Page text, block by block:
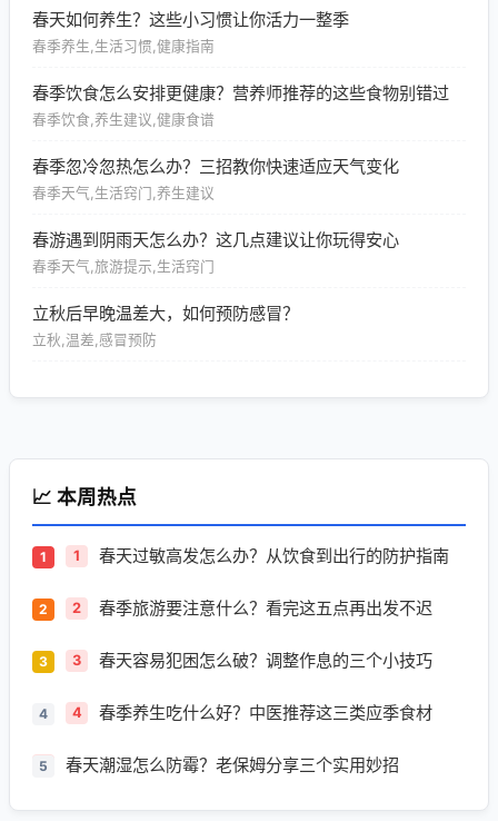
春天如何养生？这些小习惯让你活力一整季
春季养生,生活习惯,健康指南
春季饮食怎么安排更健康？营养师推荐的这些食物别错过
春季饮食,养生建议,健康食谱
春季忽冷忽热怎么办？三招教你快速适应天气变化
春季天气,生活窍门,养生建议
春游遇到阴雨天怎么办？这几点建议让你玩得安心
春季天气,旅游提示,生活窍门
立秋后早晚温差大，如何预防感冒？
立秋,温差,感冒预防
📈 本周热点
1 春天过敏高发怎么办？从饮食到出行的防护指南
2 春季旅游要注意什么？看完这五点再出发不迟
3 春天容易犯困怎么破？调整作息的三个小技巧
4 春季养生吃什么好？中医推荐这三类应季食材
5 春天潮湿怎么防霉？老保姆分享三个实用妙招